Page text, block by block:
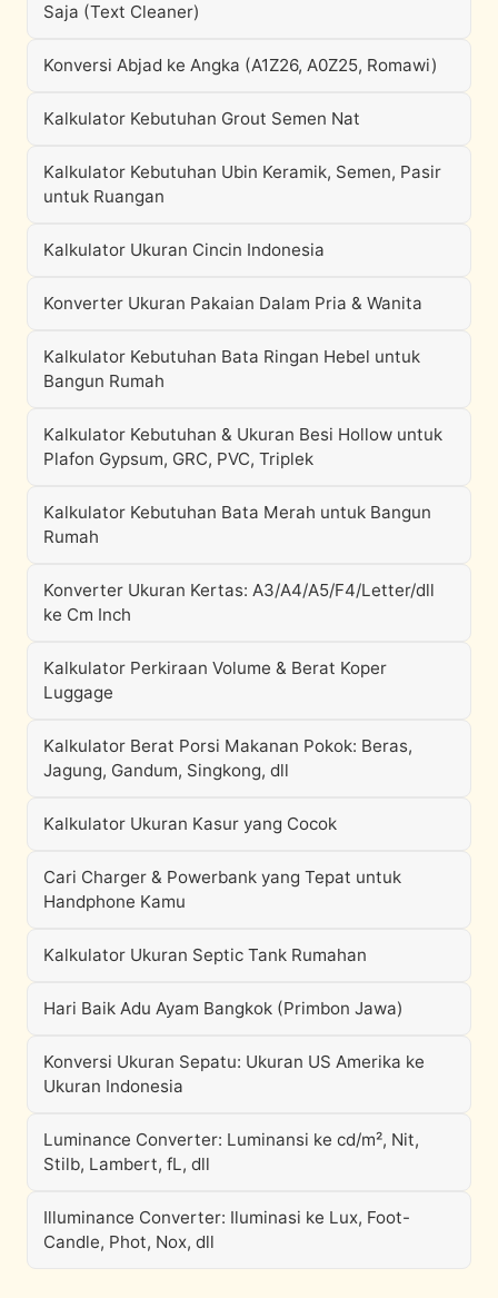
Saja (Text Cleaner)
Konversi Abjad ke Angka (A1Z26, A0Z25, Romawi)
Kalkulator Kebutuhan Grout Semen Nat
Kalkulator Kebutuhan Ubin Keramik, Semen, Pasir
untuk Ruangan
Kalkulator Ukuran Cincin Indonesia
Konverter Ukuran Pakaian Dalam Pria & Wanita
Kalkulator Kebutuhan Bata Ringan Hebel untuk
Bangun Rumah
Kalkulator Kebutuhan & Ukuran Besi Hollow untuk
Plafon Gypsum, GRC, PVC, Triplek
Kalkulator Kebutuhan Bata Merah untuk Bangun
Rumah
Konverter Ukuran Kertas: A3/A4/A5/F4/Letter/dll
ke Cm Inch
Kalkulator Perkiraan Volume & Berat Koper
Luggage
Kalkulator Berat Porsi Makanan Pokok: Beras,
Jagung, Gandum, Singkong, dll
Kalkulator Ukuran Kasur yang Cocok
Cari Charger & Powerbank yang Tepat untuk
Handphone Kamu
Kalkulator Ukuran Septic Tank Rumahan
Hari Baik Adu Ayam Bangkok (Primbon Jawa)
Konversi Ukuran Sepatu: Ukuran US Amerika ke
Ukuran Indonesia
Luminance Converter: Luminansi ke cd/m², Nit,
Stilb, Lambert, fL, dll
Illuminance Converter: Iluminasi ke Lux, Foot-
Candle, Phot, Nox, dll